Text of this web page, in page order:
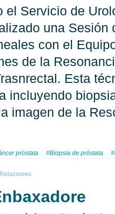
el Servicio de
una Sesión
con el
de la
Esta
incluyendo
imagen de la
próstata #Biopsia de próstata
Relaciones